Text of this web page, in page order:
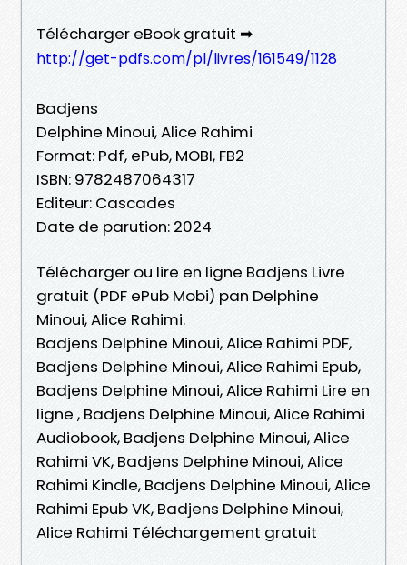
Télécharger eBook gratuit ➡
http://get-pdfs.com/pl/livres/161549/1128
Badjens
Delphine Minoui, Alice Rahimi
Format: Pdf, ePub, MOBI, FB2
ISBN: 9782487064317
Editeur: Cascades
Date de parution: 2024
Télécharger ou lire en ligne Badjens Livre
gratuit (PDF ePub Mobi) pan Delphine
Minoui, Alice Rahimi.
Badjens Delphine Minoui, Alice Rahimi PDF,
Badjens Delphine Minoui, Alice Rahimi Epub,
Badjens Delphine Minoui, Alice Rahimi Lire en
ligne , Badjens Delphine Minoui, Alice Rahimi
Audiobook, Badjens Delphine Minoui, Alice
Rahimi VK, Badjens Delphine Minoui, Alice
Rahimi Kindle, Badjens Delphine Minoui, Alice
Rahimi Epub VK, Badjens Delphine Minoui,
Alice Rahimi Téléchargement gratuit